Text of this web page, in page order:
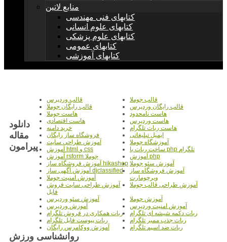
منابع لاتین
کتابهای فنی مهندسی
کتابهای علوم انسانی
کتابهای علوم پزشکی
کتابهای عمومی
کتابهای آموزشی
قالب جوملا
قالب وردپرس
قالب رایگان وردپرس
قالب رایگان جوملا
هاست نامحدود
هاست جوملا
هاست وردپرس
هاست اقتصادی
هاست ربات تلگرام
خرید دامنه
ایمیل تبلیغاتی
فروشگاه ساز رایگان
آموزشگاه جوملا
آموزش طراحی سایت
ساخت ربات با php تلگرام
آموزش html و css
آموزش php
آموزش rsform جوملا
آموزش سئو جوملا آموزش فروشگاه ساز hikashop
آموزش فروشگاه ساز
ویرچومارت
آموزش آگهی ساز djclassified
آموزش امنیت جوملا
آموزش طراحی قالب جوملا
آموزش طراحی سایت فروش
فایل
آموزش جوملا
آموزش سئو وردپرس
آموزش امنیت وردپرس
آموزش وردپرس
ربات دکمه شیشه ای تلگرام
ربات همکاری در فروش تلگرام
ربات جذب ممبر تلگرام
ربات پیوست فایل تلگرام
ربات ضد اسپم تلگرام
آموزش ووکامرس رایگان
دانلود
مقاله
پیرامون
روانشناسی ورزش